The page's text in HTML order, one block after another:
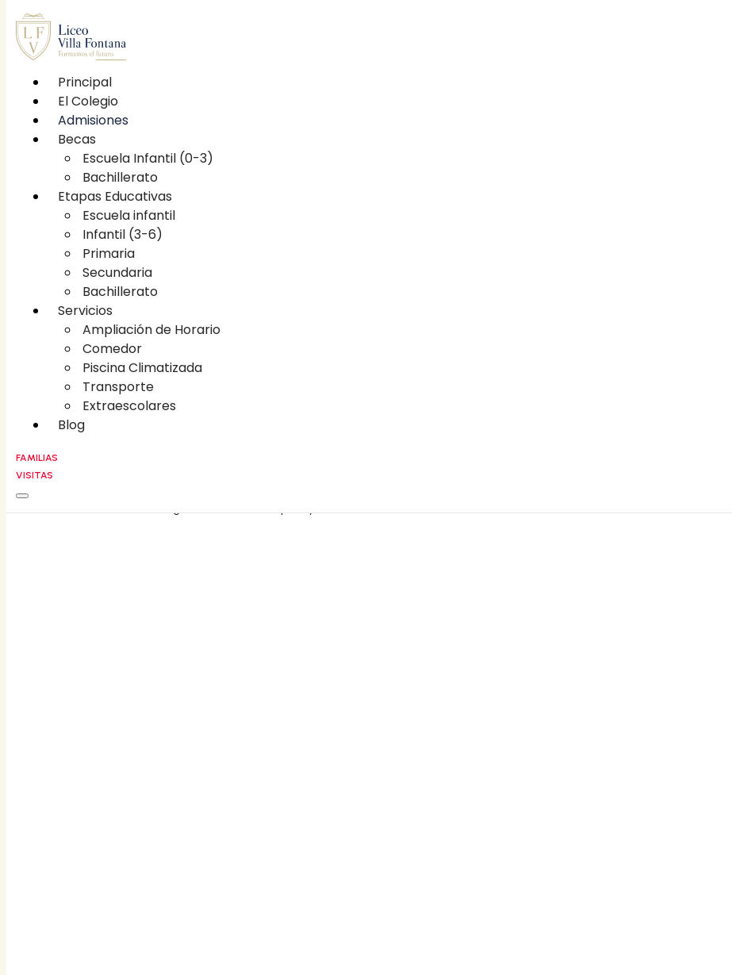
Principal
El Colegio
Etapas educativas
Escuela infantil
Infantil (3-6)
Primaria
Secundaria
Bachillerato
Becas
Escuela Infantil (0-3)
Bachillerato
Servicios
Ampliación de Horario
Comedor
Piscina Climatizada
Transporte
Extraescolares
Blog
FAMILIAS
Principal
El Colegio
Admisiones
Becas
Escuela Infantil (0-3)
Bachillerato
Etapas Educativas
Escuela infantil
Infantil (3-6)
Primaria
Secundaria
Bachillerato
Servicios
Ampliación de Horario
Comedor
Piscina Climatizada
Transporte
Extraescolares
Blog
FAMILIAS
VISITAS